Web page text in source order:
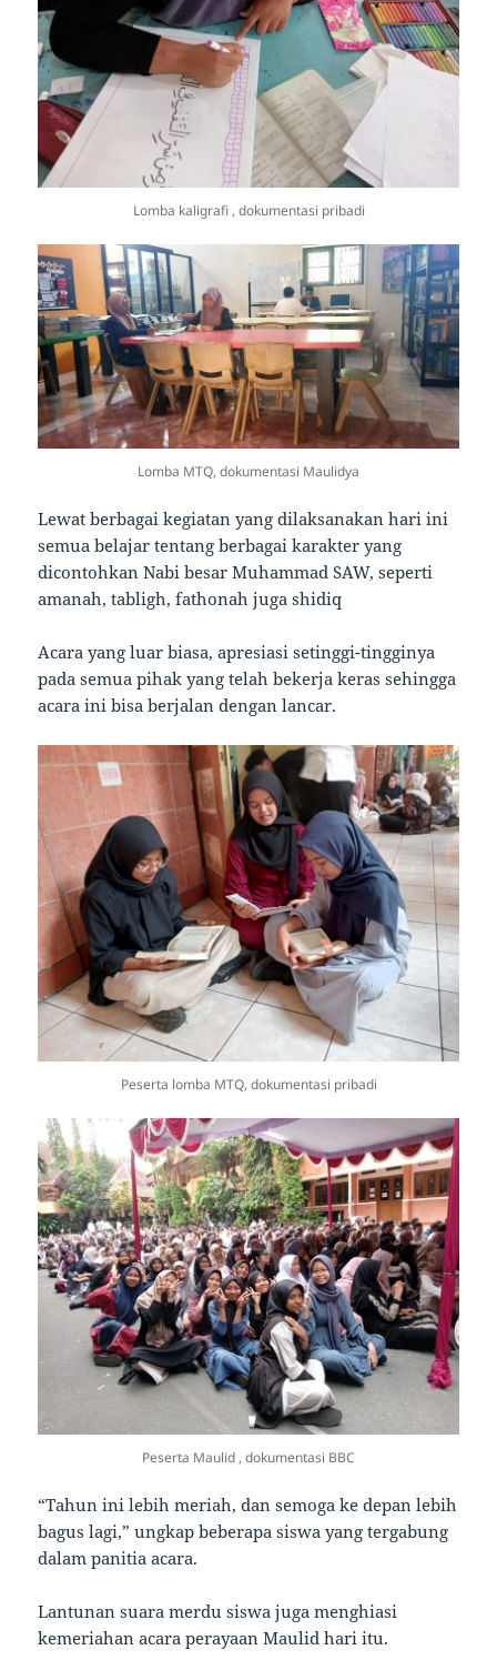
Lomba kaligrafi , dokumentasi pribadi
Lomba MTQ, dokumentasi Maulidya
Lewat berbagai kegiatan yang dilaksanakan hari ini
semua belajar tentang berbagai karakter yang
dicontohkan Nabi besar Muhammad SAW, seperti
amanah, tabligh, fathonah juga shidiq
Acara yang luar biasa, apresiasi setinggi-tingginya
pada semua pihak yang telah bekerja keras sehingga
acara ini bisa berjalan dengan lancar.
Peserta lomba MTQ, dokumentasi pribadi
Peserta Maulid , dokumentasi BBC
“Tahun ini lebih meriah, dan semoga ke depan lebih
bagus lagi,” ungkap beberapa siswa yang tergabung
dalam panitia acara.
Lantunan suara merdu siswa juga menghiasi
kemeriahan acara perayaan Maulid hari itu.